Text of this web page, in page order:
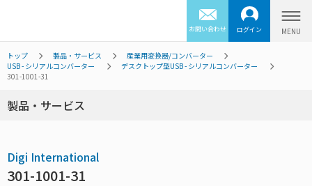
お問い合わせ ログイン
トップ 製品・サービス
産業用変換器/コンバーター
USB - シリアルコンバーター
デスクトップ型USB - シリアルコンバーター
301-1001-31
製品・サービス
Digi International
301-1001-31